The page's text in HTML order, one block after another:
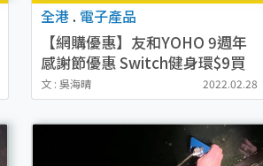
全港 . 電子產品
【網購優惠】友和YOHO 9週年
感謝節優惠 Switch健身環$9買
到！iPhone13/PS5/家品電器激
減
文 : 吳海晴 2022.02.28